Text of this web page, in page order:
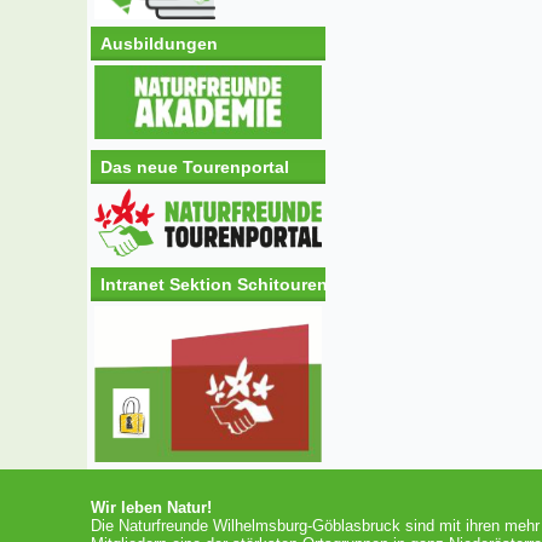
Ausbildungen
Das neue Tourenportal
Intranet Sektion Schitouren
Wir leben Natur!
Die Naturfreunde Wilhelmsburg-Göblasbruck sind mit ihren